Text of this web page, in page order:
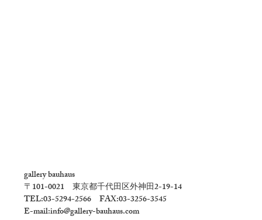
gallery bauhaus
〒101-0021 東京都千代田区外神田2-19-14
TEL:03-5294-2566 FAX:03-3256-3545
E-mail:info@gallery-bauhaus.com